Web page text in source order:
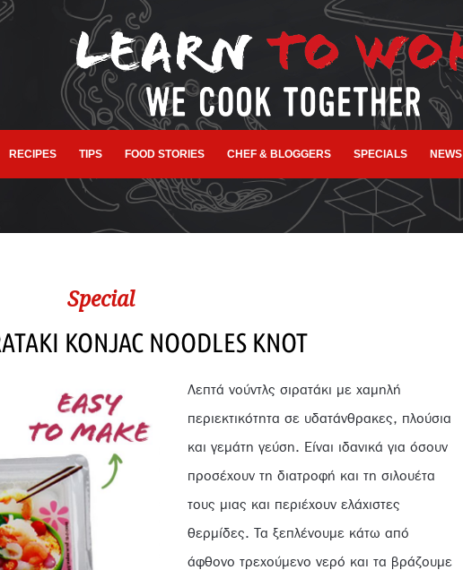
RECIPES TIPS FOOD STORIES CHEF & BLOGGERS SPECIALS NEWS
Special
KONJAC NOODLES KNOT
Λεπτά νούντλς σιρατάκι με χαμηλή
περιεκτικότητα σε υδατάνθρακες, πλούσια
και γεμάτη γεύση. Είναι ιδανικά για όσουν
προσέχουν τη διατροφή και τη σιλουέτα
τους μιας και περιέχουν ελάχιστες
θερμίδες. Τα ξεπλένουμε κάτω από
άφθονο τρεχούμενο νερό και τα βράζουμε